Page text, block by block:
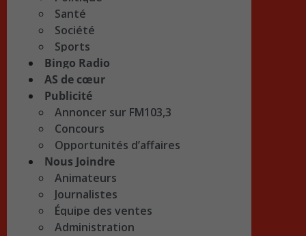
Santé
Société
Sports
Bingo Radio
AS de cœur
Publicité
Annoncer sur FM103,3
Concours
Opportunités d’affaires
Nous Joindre
Animateurs
Journalistes
Équipe des ventes
Administration